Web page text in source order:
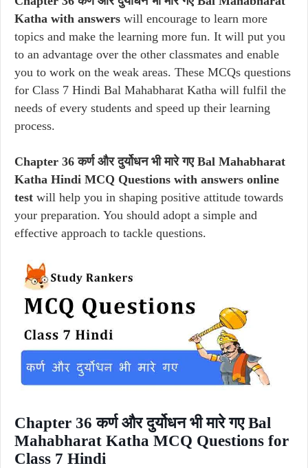
Katha with answers will encourage to learn more
topics and make the learning more fun. It will put you
to an advantage over the other classmates and enable
you to work on the weak areas. These MCQs questions
for Class 7 Hindi Bal Mahabharat Katha will fulfil the
needs of every students and speed up their learning
process.
Chapter 36 कर्ण और दुर्योधन भी मारे गए Bal Mahabharat
Katha Hindi MCQ Questions with answers online
test will help you in shaping positive attitude towards
your preparation. You should adopt a simple and
effective approach to tackle questions.
Chapter 36 कर्ण और दुर्योधन भी मारे गए Bal
Mahabharat Katha MCQ Questions for
Class 7 Hindi